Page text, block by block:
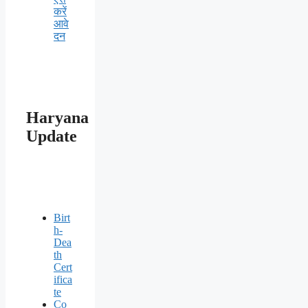
करें
आवे
दन
Haryana
Update
Birt
h-
Dea
th
Cert
ifica
te
Co